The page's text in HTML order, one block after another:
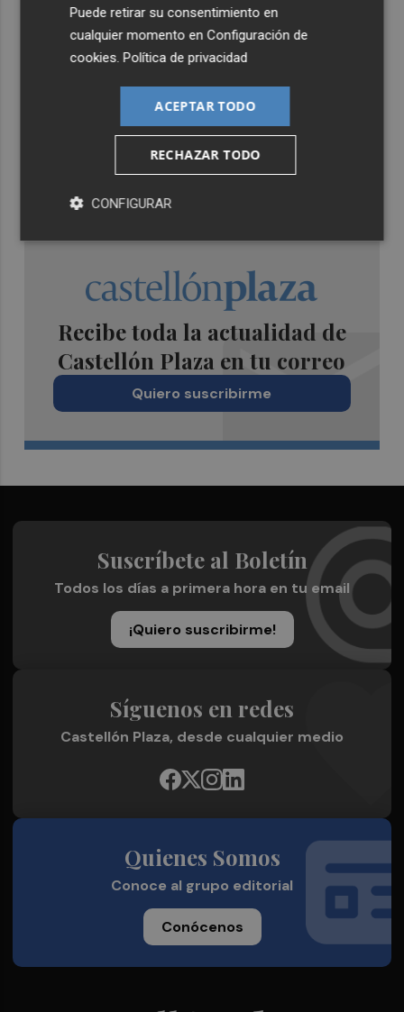
Recibe toda la actualidad de
Castellón Plaza en tu correo
Quiero suscribirme
Suscríbete al Boletín
Todos los días a primera hora en tu email
¡Quiero suscribirme!
Síguenos en redes
Castellón Plaza, desde cualquier medio
Quienes Somos
Conoce al grupo editorial
Conócenos
Puede retirar su consentimiento en
cualquier momento enConfiguración de
cookies .Política de privacidad
ACEPTAR TODO
RECHAZAR TODO
CONFIGURAR